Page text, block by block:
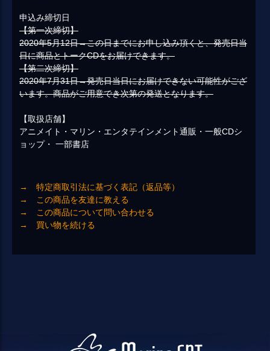
申込み締切日
【第一次締切】
2020年5月12日→この日までにお申し込み頂くと、発売日当
日に商品とトークCDをお届けできます。
【第二次締切】
2020年7月31日→発売日当日にお届けできない可能性がござ
います。商品がご用意でき次第の発送となります。
【取扱店舗】
アニメイト・マリン・エンタテインメント通販・一般CDシ
ョップ・ 一部書店
→ 特定商取引法に基づく表記（返品等）
→ この商品を友達に教える
→ この商品について問い合わせる
→ 買い物を続ける